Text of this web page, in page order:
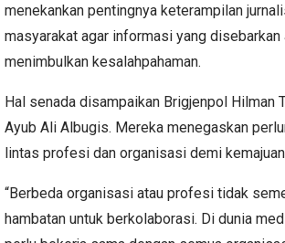
menekankan pentingnya keterampilan
masyarakat agar informasi yang disebarkan
menimbulkan kesalahpahaman.
Hal senada disampaikan Brigjenpol Hilman
Ayub Ali Albugis. Mereka menegaskan
lintas profesi dan organisasi demi
“Berbeda organisasi atau profesi tidak
hambatan untuk berkolaborasi. Di dunia